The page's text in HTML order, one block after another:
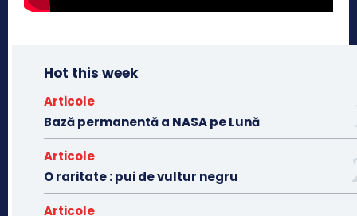
Hot this week
Articole
Bază permanentă a NASA pe Lună
Articole
O raritate : pui de vultur negru
Articole